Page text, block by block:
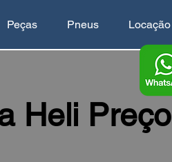
Peças Pneus Locação
Heli Preço